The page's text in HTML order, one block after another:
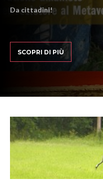
Da cittadini!
SCOPRI DI PIÙ